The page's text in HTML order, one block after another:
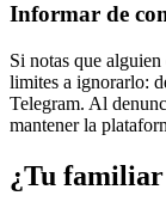
Informar de
Si notas que
limites a ignorarlo:
Telegram. Al
mantener la
¿Tu